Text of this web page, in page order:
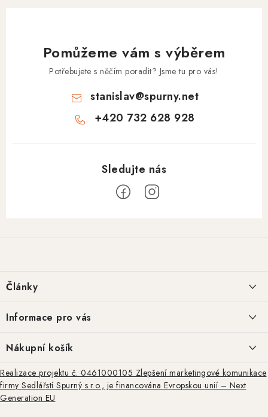
Pomůžeme vám s výběrem
Potřebujete s něčím poradit? Jsme tu pro vás!
stanislav@spurny.net
+420 732 628 928
Články
Basketweave tooling: historie a regionální styly
výroba a praktické využití
Ražba, rytina a basket tooling – tradiční techniky zdobení kůže
Informace pro vás
Podmínky ochrany osobních údajů
Nákupní košík
0KS /0 KČ
Realizace projektu č. 0461000105 Zlepšení marketingové komunikace
firmy Sedlářstí Spurný s.r.o., je financována Evropskou unií – Next
Generation EU